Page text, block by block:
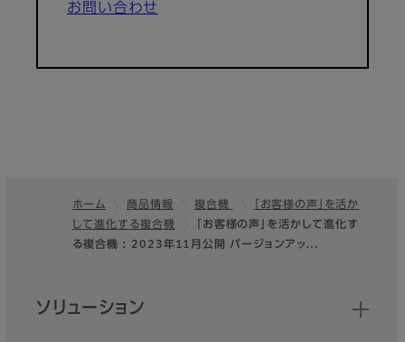
お問い合わせ
フッター
ホーム 商品情報 複合機
「お客様の声」を活か
して進化する複合機
「お客様の声」を活かして進化す
る複合機 : 2023年11月公開 バージョンアッ…
クイックリンク
ソリューション